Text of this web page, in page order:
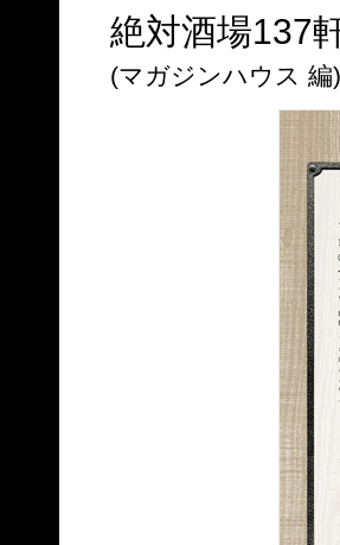
絶対酒場137軒
(マガジンハウス 編)